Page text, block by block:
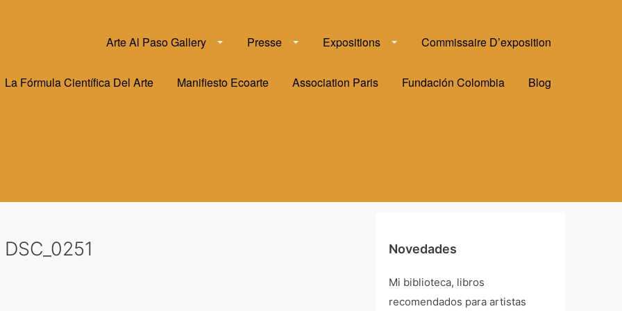
Arte Al Paso Gallery Presse Expositions Commissaire D’exposition
La Fórmula Científica Del Arte Manifiesto Ecoarte Association Paris Fundación Colombia Blog
DSC_0251 Novedades
Mi biblioteca, libros
recomendados para artistas